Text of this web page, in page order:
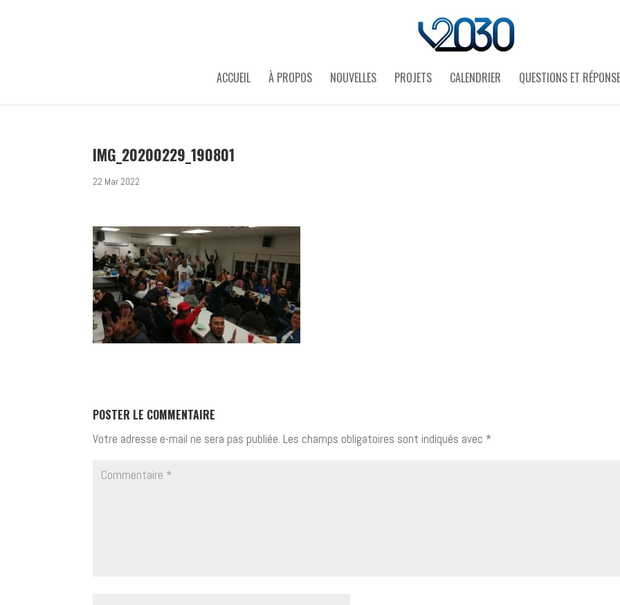
ACCUEIL À PROPOS NOUVELLES PROJETS CALENDRIER QUESTIONS ET
IMG_20200229_190801
22 Mar 2022
POSTER LE COMMENTAIRE
Votre adresse e-mail ne sera pas publiée. Les champs obligatoires sont indiqués avec *